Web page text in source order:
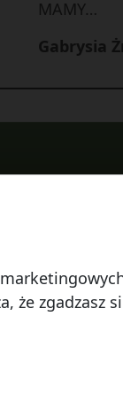
MAMY…
Gabrysia
że zgadzasz